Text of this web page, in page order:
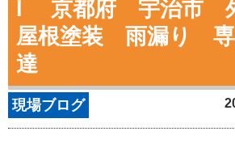
l 京都府 宇治市
屋根塗装 雨漏り
達
現場ブログ